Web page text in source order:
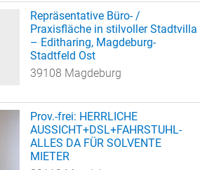
Repräsentative Büro- /
Praxisfläche in stilvoller Stadtvilla
– Editharing, Magdeburg-
Stadtfeld Ost
39108 Magdeburg
Prov.-frei: HERRLICHE
AUSSICHT+DSL+FAHRSTUHL-
ALLES DA FÜR SOLVENTE
MIETER